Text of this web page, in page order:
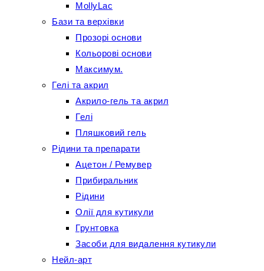
MollyLac
Бази та верхівки
Прозорі основи
Кольорові основи
Максимум.
Гелі та акрил
Акрило-гель та акрил
Гелі
Пляшковий гель
Рідини та препарати
Ацетон / Ремувер
Прибиральник
Рідини
Олії для кутикули
Грунтовка
Засоби для видалення кутикули
Нейл-арт